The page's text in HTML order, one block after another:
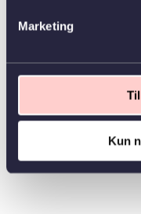
Marketing
Kun